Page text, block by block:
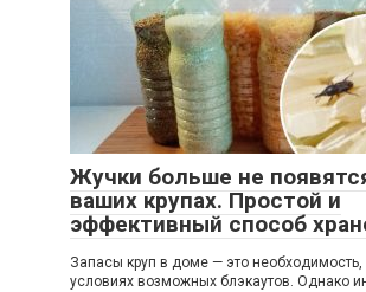
Жучки больше не
ваших крупах. Простой и
эффективный способ
Запасы круп в доме — это необходимость,
условиях возможных блэкаутов. Однако